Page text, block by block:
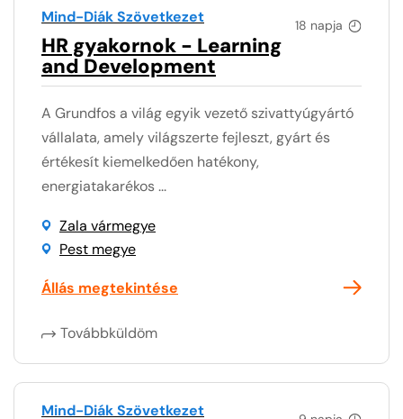
18 napja
Mind-Diák Szövetkezet
HR gyakornok - Learning
and Development
A Grundfos a világ egyik vezető szivattyúgyártó
vállalata, amely világszerte fejleszt, gyárt és
értékesít kiemelkedően hatékony,
energiatakarékos ...
Zala vármegye
Pest megye
Állás megtekintése
Továbbküldöm
Mind-Diák Szövetkezet